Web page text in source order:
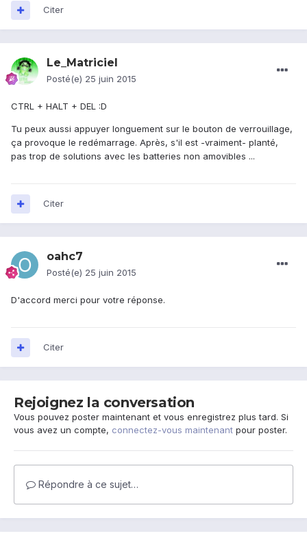
Citer
Le_Matriciel
Posté(e) 25 juin 2015
CTRL + HALT + DEL :D
Tu peux aussi appuyer longuement sur le bouton de verrouillage,
ça provoque le redémarrage. Après, s'il est -vraiment- planté,
pas trop de solutions avec les batteries non amovibles ...
Citer
oahc7
Posté(e) 25 juin 2015
D'accord merci pour votre réponse.
Citer
Rejoignez la conversation
Vous pouvez poster maintenant et vous enregistrez plus tard. Si
vous avez un compte, connectez-vous maintenant pour poster.
Répondre à ce sujet…